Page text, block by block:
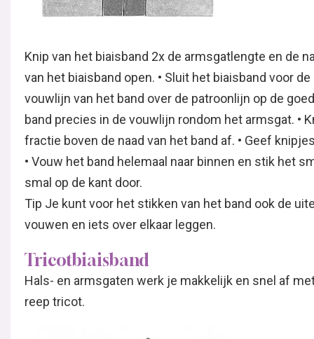
Knip van het biaisband 2x de armsgatlengte en de
van het biaisband open. • Sluit het biaisband voor
vouwlijn van het band over de patroonlijn op de
band precies in de vouwlijn rondom het armsgat. •
fractie boven de naad van het band af. • Geef
• Vouw het band helemaal naar binnen en stik het
smal op de kant door.
Tip Je kunt voor het stikken van het band ook de
vouwen en iets over elkaar leggen.
Tricotbiaisband
Hals- en armsgaten werk je makkelijk en snel af
reep tricot.